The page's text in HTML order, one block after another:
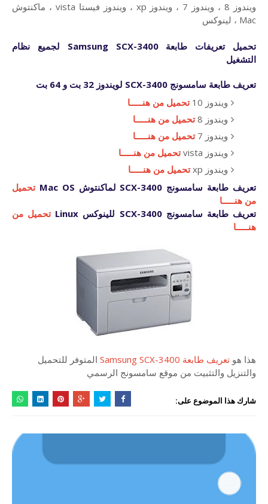
ويندوز 8 ، ويندوز 7 ، ويندوز xp ، ويندوز فيستا vista ، ماكنتوش
Mac ، لينوكس
تحميل تعريفات طابعة
Samsung SCX-3400 لجميع نظام
التشغيل
تعريف طابعة سامسونج SCX-3400 لويندوز 32 بت و 64 بت
ويندوز 10
تحميل من هنـــــا
ويندوز 8
تحميل من هنـــــا
ويندوز 7
تحميل من هنـــــا
ويندوز vista
تحميل من هنـــــا
ويندوز xp
تحميل من هنـــــا
تعريف طابعة سامسونج SCX-3400 لماكنتوش Mac OS
تحميل
من هنـــــا
تعريف طابعة سامسونج SCX-3400 للينوكس Linux
تحميل من
هنـــــا
هذا هو تعريف طابعة Samsung SCX-3400
المتوفر للتحميل
والتنزيل والتثبيت من موقع سامسونج الرسمي
شارك هذا الموضوع على: